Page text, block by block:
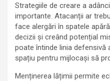
Strategiile de creare a
importante. Atacanții ar
face alergări în spatele
decizii și creând potențial
poate întinde linia defensivă
spațiu pentru mijlocași să
Menținerea lățimii permite